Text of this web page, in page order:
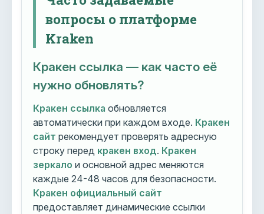
вопросы о платформе
Kraken
Кракен ссылка — как часто её
нужно обновлять?
Кракен ссылка обновляется
автоматически при каждом входе. Кракен
сайт рекомендует проверять адресную
строку перед кракен вход. Кракен
зеркало и основной адрес меняются
каждые 24-48 часов для безопасности.
Кракен официальный сайт
предоставляет динамические ссылки